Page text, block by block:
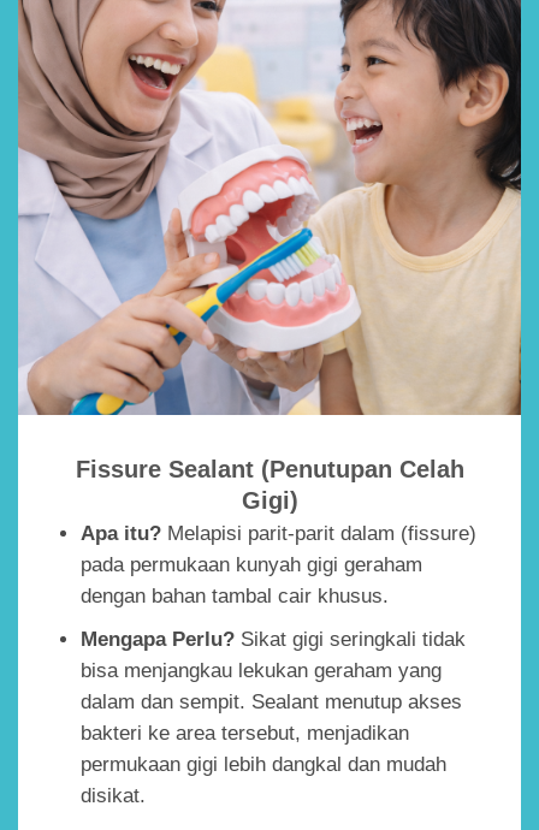
Fissure Sealant (Penutupan Celah
Gigi)
Apa itu?Melapisi parit-parit dalam (fissure)
pada permukaan kunyah gigi geraham
dengan bahan tambal cair khusus.
Mengapa Perlu?Sikat gigi seringkali tidak
bisa menjangkau lekukan geraham yang
dalam dan sempit. Sealant menutup akses
bakteri ke area tersebut, menjadikan
permukaan gigi lebih dangkal dan mudah
disikat.